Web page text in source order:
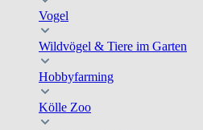
Vogel
Wildvögel & Tiere im Garten
Hobbyfarming
Kölle Zoo